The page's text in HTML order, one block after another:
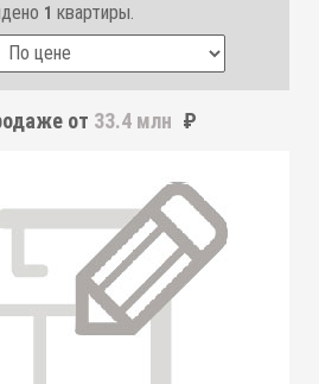
1 квартиры.
от 33.4 млн ₽